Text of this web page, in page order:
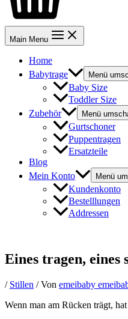
Main Menu
Home
Babytrage
Menü
Baby Size
Toddler Size
Zubehör
Menü
Gurtschoner
Puppentragen
Ersatzteile
Blog
Mein Konto
Menü
Kundenkonto
Bestelllungen
Addressen
Eines tragen, eines
/ Stillen / Von emeibaby
Wenn man am Rücken trägt,